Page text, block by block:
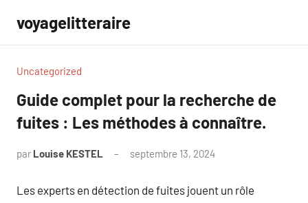
contenu
voyagelitteraire
Uncategorized
Guide complet pour la recherche de
fuites : Les méthodes à connaître.
par Louise KESTEL septembre 13, 2024
Les experts en détection de fuites jouent un rôle